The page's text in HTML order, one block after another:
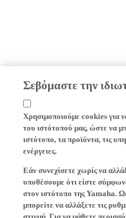
Σεβόμαστε την
Χρησιμοποιούμε cookies για
του ιστότοπού μας, ώστε να
ιστότοπο, τα προϊόντα, τις
ενέργειες.
Εάν συνεχίσετε χωρίς να
υποθέσουμε ότι είστε
στον ιστότοπο της Yamaha.
μπορείτε να αλλάξετε τις
στιγμή. Για να μάθετε